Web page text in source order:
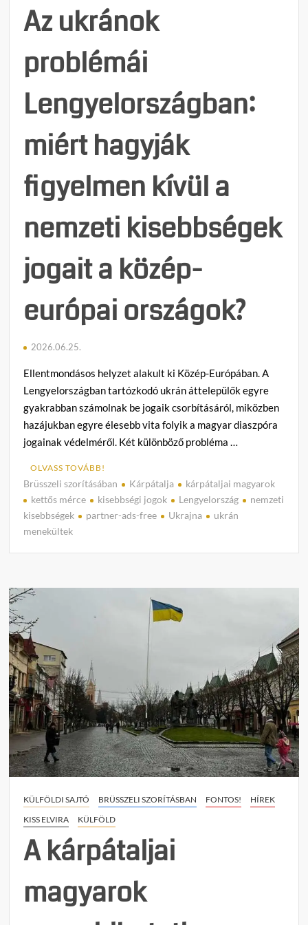
Az ukránok
problémái
Lengyelországban:
miért hagyják
figyelmen kívül a
nemzeti kisebbségek
jogait a közép-
európai országok?
2026.06.25.
Ellentmondásos helyzet alakult ki Közép-Európában. A
Lengyelországban tartózkodó ukrán áttelepülők egyre
gyakrabban számolnak be jogaik csorbításáról, miközben
hazájukban egyre élesebb vita folyik a magyar diaszpóra
jogainak védelméről. Két különböző probléma …
OLVASS TOVÁBB!
Brüsszeli szorításában Kárpátalja
kárpátaljai magyarok
kettős mérce
kisebbségi jogok Lengyelország
nemzeti
kisebbségek
partner-ads-free Ukrajna
ukrán
menekültek
t
miért
kívül
a
KÜLFÖLDI SAJTÓ BRÜSSZELI SZORÍTÁSBAN FONTOS!
HÍREK
KISS ELVIRA
KÜLFÖLD
A kárpátaljai
magyarok